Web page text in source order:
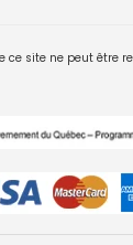
ce site ne peut être